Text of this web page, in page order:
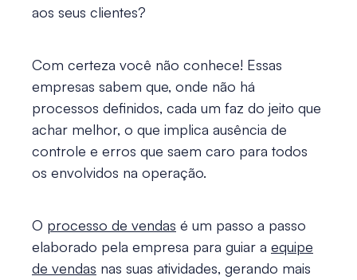
aos seus clientes?
Com certeza você não conhece! Essas
empresas sabem que, onde não há
processos definidos, cada um faz do jeito que
achar melhor, o que implica ausência de
controle e erros que saem caro para todos
os envolvidos na operação.
O processo de vendas é um passo a passo
elaborado pela empresa para guiar a equipe
de vendas nas suas atividades, gerando mais